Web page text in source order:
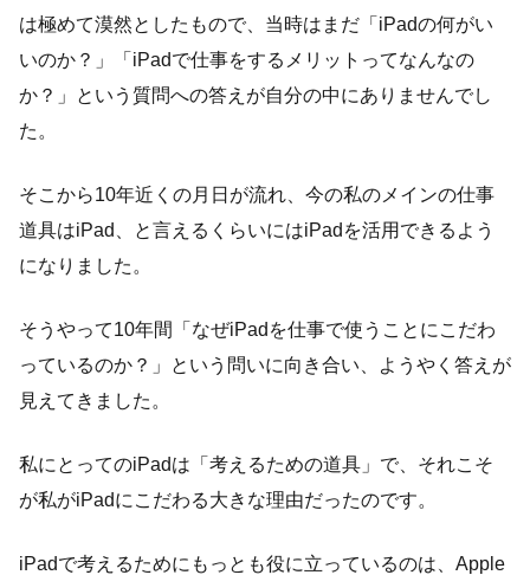
は極めて漠然としたもので、当時はまだ「iPadの何がい
いのか？」「iPadで仕事をするメリットってなんなの
か？」という質問への答えが自分の中にありませんでし
た。
そこから10年近くの月日が流れ、今の私のメインの仕事
道具はiPad、と言えるくらいにはiPadを活用できるよう
になりました。
そうやって10年間「なぜiPadを仕事で使うことにこだわ
っているのか？」という問いに向き合い、ようやく答えが
見えてきました。
私にとってのiPadは「考えるための道具」で、それこそ
が私がiPadにこだわる大きな理由だったのです。
iPadで考えるためにもっとも役に立っているのは、Apple